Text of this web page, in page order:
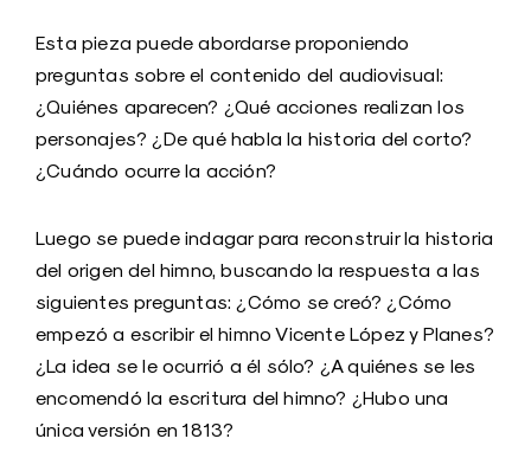
Esta pieza puede abordarse proponiendo
preguntas sobre el contenido del audiovisual:
¿Quiénes aparecen? ¿Qué acciones realizan los
personajes? ¿De qué habla la historia del corto?
¿Cuándo ocurre la acción?
Luego se puede indagar para reconstruir la historia
del origen del himno, buscando la respuesta a las
siguientes preguntas: ¿Cómo se creó? ¿Cómo
empezó a escribir el himno Vicente López y Planes?
¿La idea se le ocurrió a él sólo? ¿A quiénes se les
encomendó la escritura del himno? ¿Hubo una
única versión en 1813?